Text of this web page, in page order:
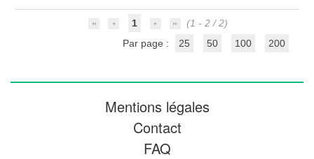
1
(1 - 2 / 2)
Par page :
25 50 100 200
Mentions légales
Contact
FAQ